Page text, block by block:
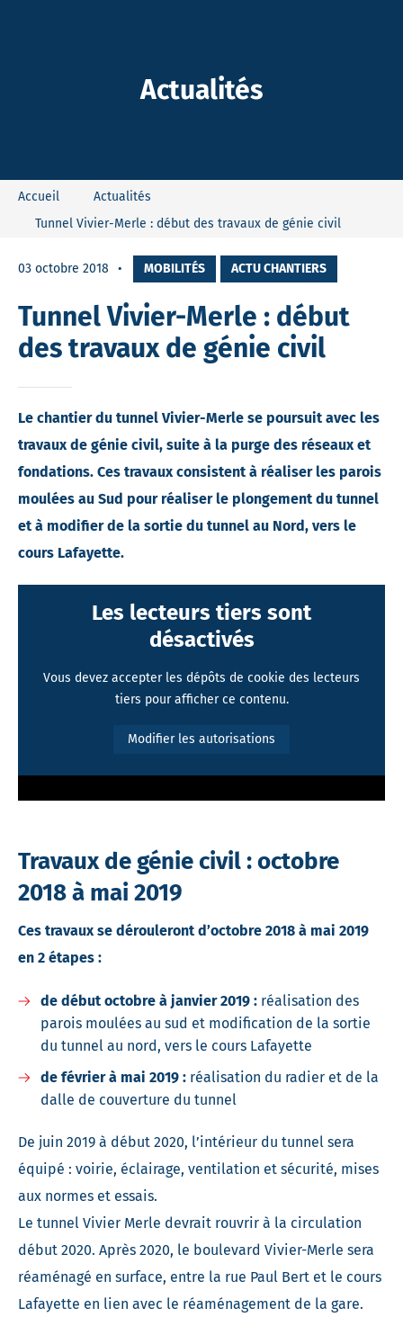
Actualités
Accueil
Actualités
Tunnel Vivier-Merle : début des travaux de génie civil
03 octobre 2018 MOBILITÉS ACTU CHANTIERS
Tunnel Vivier-Merle : début
des travaux de génie civil
Le chantier du tunnel Vivier-Merle se poursuit avec les
travaux de génie civil, suite à la purge des réseaux et
fondations. Ces travaux consistent à réaliser les parois
moulées au Sud pour réaliser le plongement du tunnel
et à modifier de la sortie du tunnel au Nord, vers le
cours Lafayette.
Les lecteurs tiers sont
désactivés
Vous devez accepter les dépôts de cookie des lecteurs
tiers pour afficher ce contenu.
Modifier les autorisations
Travaux de génie civil : octobre
2018 à mai 2019
Ces travaux se dérouleront d’octobre 2018 à mai 2019
en 2 étapes :
de début octobre à janvier 2019 : réalisation des
parois moulées au sud et modification de la sortie
du tunnel au nord, vers le cours Lafayette
de février à mai 2019 : réalisation du radier et de la
dalle de couverture du tunnel
De juin 2019 à début 2020, l’intérieur du tunnel sera
équipé : voirie, éclairage, ventilation et sécurité, mises
aux normes et essais.
Le tunnel Vivier Merle devrait rouvrir à la circulation
début 2020. Après 2020, le boulevard Vivier-Merle sera
réaménagé en surface, entre la rue Paul Bert et le cours
Lafayette en lien avec le réaménagement de la gare.